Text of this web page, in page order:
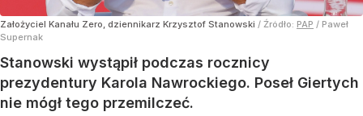
Założyciel Kanału Zero, dziennikarz Krzysztof Stanowski / Źródło: PAP / Paweł
Supernak
Stanowski wystąpił podczas rocznicy
prezydentury Karola Nawrockiego. Poseł Giertych
nie mógł tego przemilczeć.